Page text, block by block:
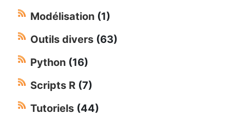
Modélisation (1)
Outils divers (63)
Python (16)
Scripts R (7)
Tutoriels (44)